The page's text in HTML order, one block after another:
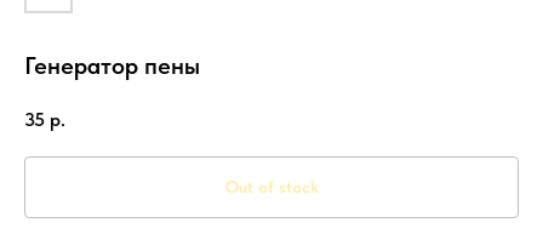
Генератор пены
35 р.
Out of stock